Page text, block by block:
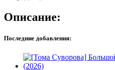
Описание:
Последние добавления: